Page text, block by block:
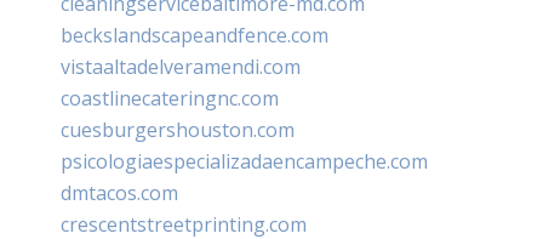
beckslandscapeandfence.com
vistaaltadelveramendi.com
coastlinecateringnc.com
cuesburgershouston.com
psicologiaespecializadaencampeche.com
dmtacos.com
crescentstreetprinting.com